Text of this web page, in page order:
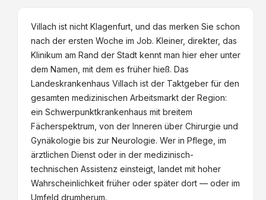
Villach ist nicht Klagenfurt, und das merken Sie schon
nach der ersten Woche im Job. Kleiner, direkter, das
Klinikum am Rand der Stadt kennt man hier eher unter
dem Namen, mit dem es früher hieß. Das
Landeskrankenhaus Villach ist der Taktgeber für den
gesamten medizinischen Arbeitsmarkt der Region:
ein Schwerpunktkrankenhaus mit breitem
Fächerspektrum, von der Inneren über Chirurgie und
Gynäkologie bis zur Neurologie. Wer in Pflege, im
ärztlichen Dienst oder in der medizinisch-
technischen Assistenz einsteigt, landet mit hoher
Wahrscheinlichkeit früher oder später dort — oder im
Umfeld drumherum.